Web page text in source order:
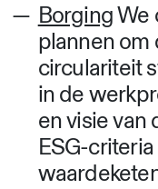
BorgingWe
plannen om
circulariteit
in de
en visie van
ESG-